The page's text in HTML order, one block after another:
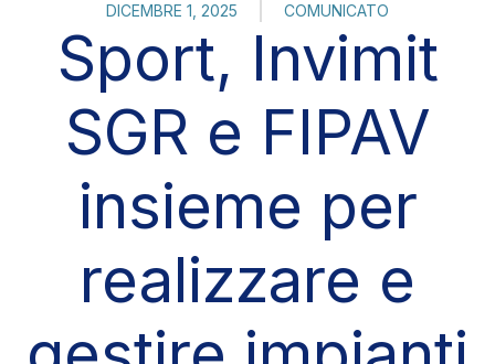
DICEMBRE 1, 2025 COMUNICATO
Sport, Invimit
SGR e FIPAV
insieme per
realizzare e